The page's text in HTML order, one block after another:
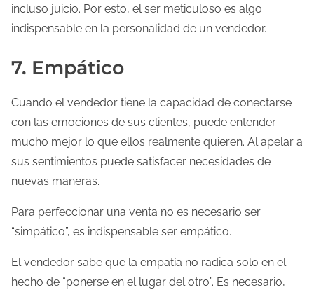
incluso juicio. Por esto, el ser meticuloso es algo
indispensable en la personalidad de un vendedor.
7. Empático
Cuando el vendedor tiene la capacidad de conectarse
con las emociones de sus clientes, puede entender
mucho mejor lo que ellos realmente quieren. Al apelar a
sus sentimientos puede satisfacer necesidades de
nuevas maneras.
Para perfeccionar una venta no es necesario ser
“simpático”, es indispensable ser empático.
El vendedor sabe que la empatía no radica solo en el
hecho de “ponerse en el lugar del otro”. Es necesario,